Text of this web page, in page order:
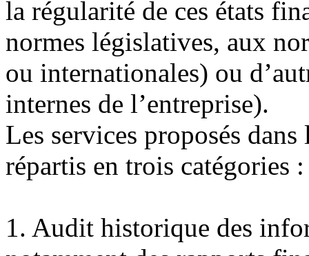
la régularité de ces états
normes législatives, aux
ou internationales) ou
internes de l’entreprise).
Les services proposés
répartis en trois catégories :
1. Audit historique des